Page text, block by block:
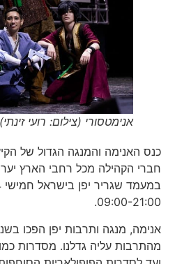
אנימטסורי (צילום: רועי זינתי)
כנס האנימה והמנגה הגדול של הקיץ
חברי הקהילה מכל רחבי הארץ יערך
09:00-21:00.
אנימה, מנגה ותרבות יפן הפכו